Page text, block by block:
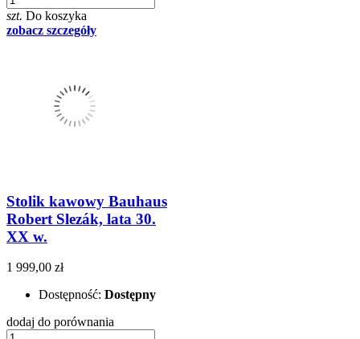
szt. Do koszyka
zobacz szczegóły
Stolik kawowy Bauhaus
Robert Slezák, lata 30.
XX w.
1 999,00 zł
Dostępność: Dostępny
dodaj do porównania